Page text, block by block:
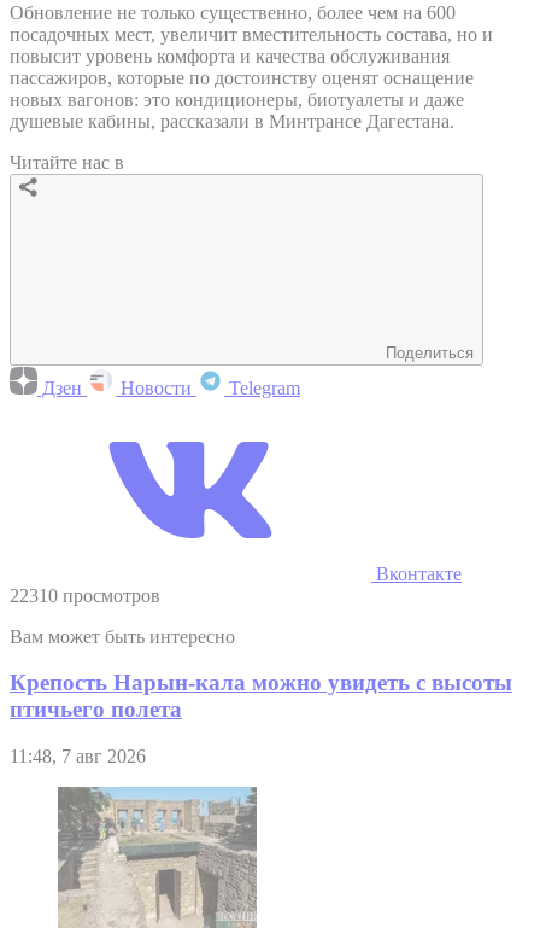
Обновление не только существенно, более чем на 600
посадочных мест, увеличит вместительность состава, но и
повысит уровень комфорта и качества обслуживания
пассажиров, которые по достоинству оценят оснащение
новых вагонов: это кондиционеры, биотуалеты и даже
душевые кабины, рассказали в Минтрансе Дагестана.
Читайте нас в
Поделиться
Дзен Новости Telegram
Вконтакте
22310 просмотров
Вам может быть интересно
Крепость Нарын-кала можно увидеть с высоты
птичьего полета
11:48, 7 авг 2026